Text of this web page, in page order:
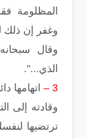
المظلومة
وغفر إن ذلك
وقال
الذي...".
3 –
اتهامها
وقادته إلى
ترتضيها